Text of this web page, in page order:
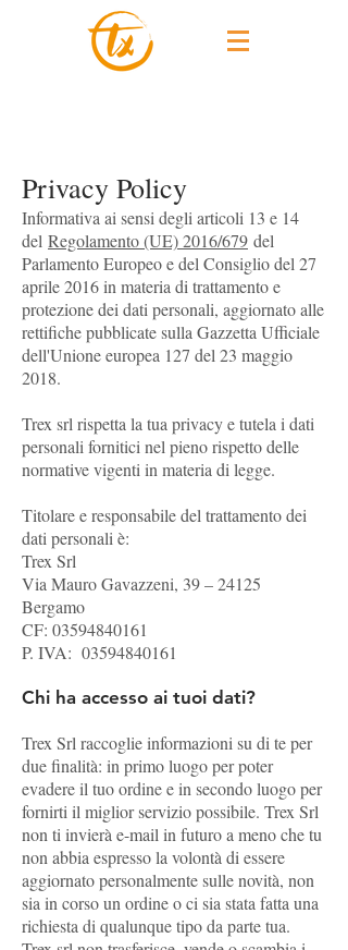
Privacy Policy
Informativa ai sensi degli articoli 13 e 14
del Regolamento (UE) 2016/679 del
Parlamento Europeo e del Consiglio del 27
aprile 2016 in materia di trattamento e
protezione dei dati personali, aggiornato alle
rettifiche pubblicate sulla Gazzetta Ufficiale
dell'Unione europea 127 del 23 maggio
2018.
Trex srl rispetta la tua privacy e tutela i dati
personali fornitici nel pieno rispetto delle
normative vigenti in materia di legge.
Titolare e responsabile del trattamento dei
dati personali è:
Trex Srl
Via Mauro Gavazzeni, 39 – 24125
Bergamo
CF: 03594840161
P. IVA: 03594840161
Chi ha accesso ai tuoi dati?
Trex Srl raccoglie informazioni su di te per
due finalità: in primo luogo per poter
evadere il tuo ordine e in secondo luogo per
fornirti il miglior servizio possibile. Trex Srl
non ti invierà e-mail in futuro a meno che tu
non abbia espresso la volontà di essere
aggiornato personalmente sulle novità, non
sia in corso un ordine o ci sia stata fatta una
richiesta di qualunque tipo da parte tua.